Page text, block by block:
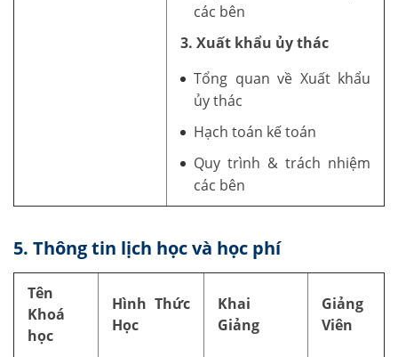
các bên
3. Xuất khẩu ủy thác
Tổng quan về Xuất khẩu
ủy thác
Hạch toán kế toán
Quy trình & trách nhiệm
các bên
5. Thông tin lịch học và học phí
Tên
Khoá
học
Hình Thức
Học
Khai
Giảng
Giảng
Viên